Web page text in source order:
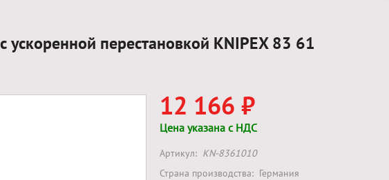
перестановкой KNIPEX 83 61
12 166 ₽
Цена указана с НДС
Артикул: KN-8361010
Страна производства: Германия